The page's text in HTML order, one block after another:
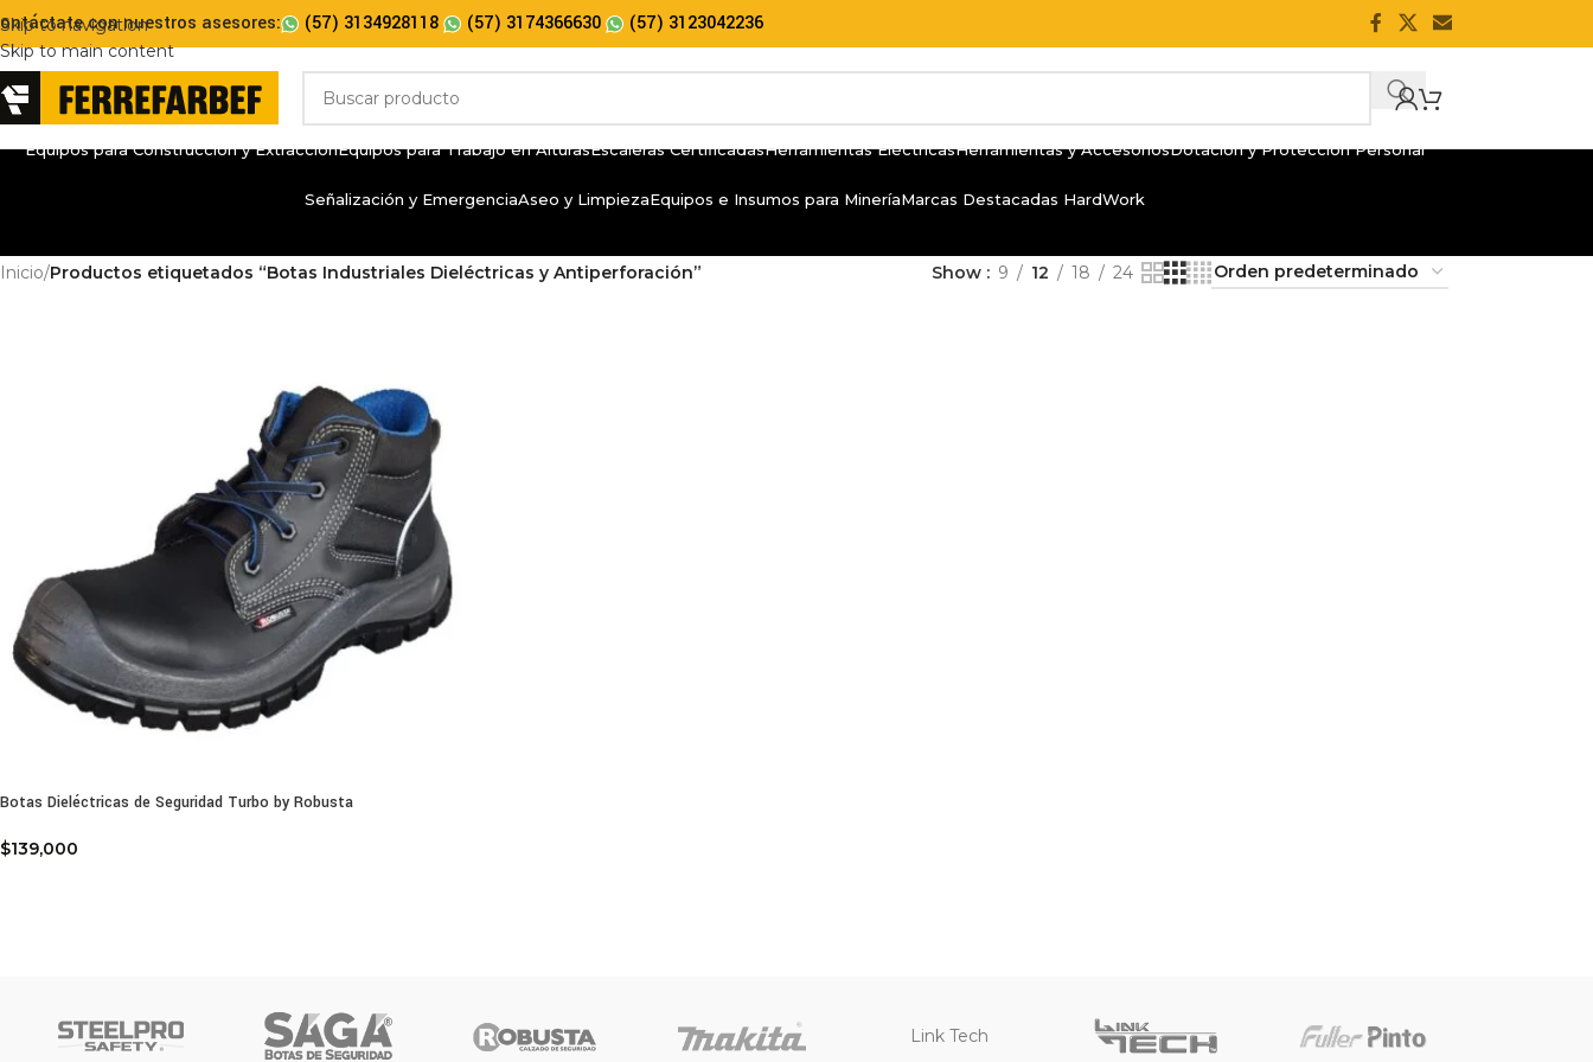
Skip to navigation
Skip to main content
con nuestros asesores: (57) 3134928118 (57) 3174366630 (57) 3123042236
Equipos para Construcción y ExtracciónEquipos para Trabajo en AlturasEscaleras CertificadasHerramientas EléctricasHerramientas y AccesoriosDotación y Protección Personal
Señalización y EmergenciaAseo y LimpiezaEquipos e Insumos para MineríaMarcas Destacadas HardWork
Inicio/Productos etiquetados “Botas Industriales Dieléctricas y Antiperforación” Show 9 12 18 24
Botas Dieléctricas de Seguridad Turbo by Robusta
$139,000
Link Tech